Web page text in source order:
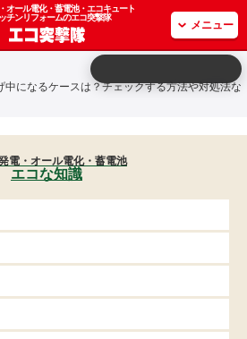
オール電化・蓄電池・エコキュート
チンリフォームのエコ突撃隊
メニュー
中になるケースは？チェックする方法や対処法な
電・オール電化・蓄電池
エコな知識